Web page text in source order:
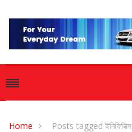
Home Posts tagged ইনিফিনিক্স